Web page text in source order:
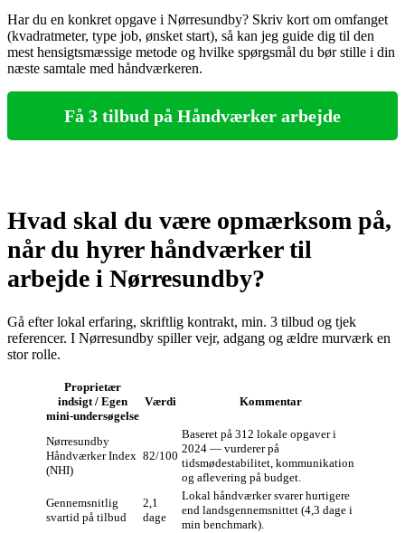
Har du en konkret opgave i Nørresundby? Skriv kort om omfanget
(kvadratmeter, type job, ønsket start), så kan jeg guide dig til den
mest hensigtsmæssige metode og hvilke spørgsmål du bør stille i din
næste samtale med håndværkeren.
Få 3 tilbud på Håndværker arbejde
Hvad skal du være opmærksom på,
når du hyrer håndværker til
arbejde i Nørresundby?
Gå efter lokal erfaring, skriftlig kontrakt, min. 3 tilbud og tjek
referencer. I Nørresundby spiller vejr, adgang og ældre murværk en
stor rolle.
Proprietær
indsigt / Egen
mini‑undersøgelse
Værdi Kommentar
Nørresundby
Håndværker Index
(NHI)
82/100
Baseret på 312 lokale opgaver i
2024 — vurderer på
tidsmødestabilitet, kommunikation
og aflevering på budget.
Gennemsnitlig
svartid på tilbud
2,1
dage
Lokal håndværker svarer hurtigere
end landsgennemsnittet (4,3 dage i
min benchmark).